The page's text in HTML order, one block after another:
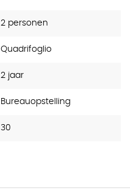
2 personen
Quadrifoglio
2 jaar
Bureauopstelling
30